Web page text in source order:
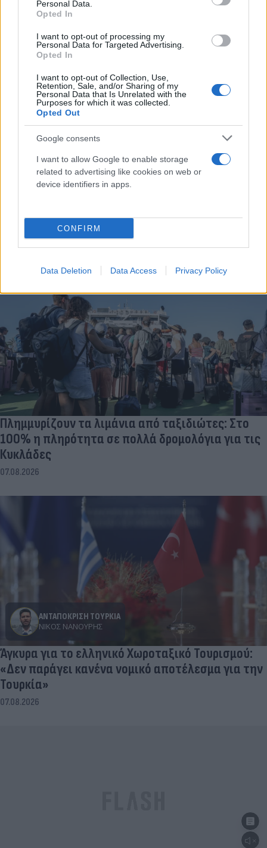
Personal Data.
Opted In
I want to opt-out of processing my
Personal Data for Targeted Advertising.
Opted In
I want to opt-out of Collection, Use,
Retention, Sale, and/or Sharing of my
Personal Data that Is Unrelated with the
Purposes for which it was collected.
Opted Out
Google consents
I want to allow Google to enable storage
related to advertising like cookies on web or
device identifiers in apps.
CONFIRM
Data Deletion Data Access Privacy Policy
τελεσίγραφα»
λίμνες της Βόρειας Εύβοιας στα παλιά ορυχεία
07.08.2026
Πλημμυρίζουν τα λιμάνια από ταξιδιώτες: Στο
100% η πληρότητα σε πολλά δρομολόγια για τις
Κυκλάδες
07.08.2026
ΑΝΤΑΠΟΚΡΙΣΗ ΤΟΥΡΚΙΑ
ΝΊΚΟΣ ΝΑΝΟΎΡΗΣ
Άγκυρα για το ελληνικό Χωροταξικό Τουρισμού:
«Δεν παράγει κανένα νομικό αποτέλεσμα για την
Τουρκία»
07.08.2026